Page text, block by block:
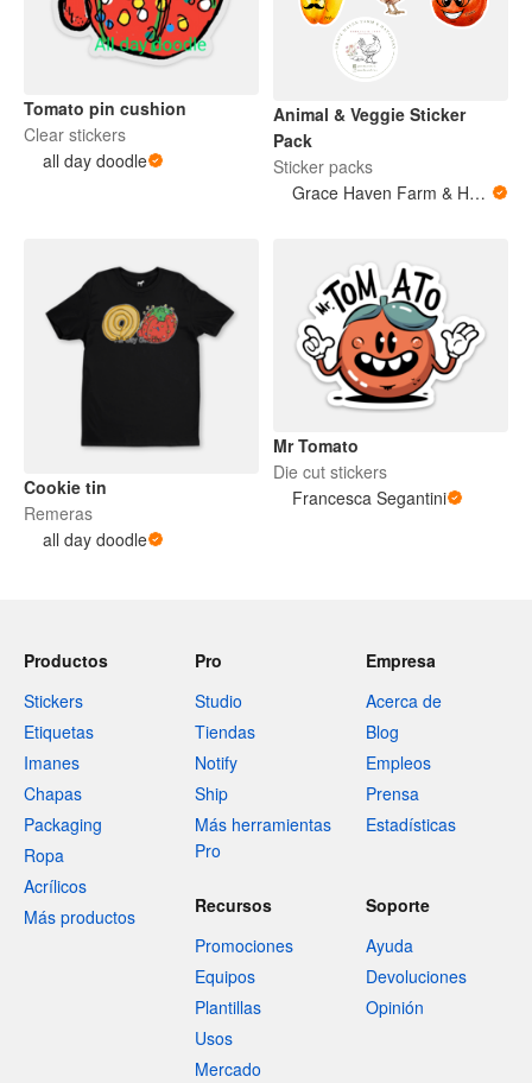
Tomato pin cushion
Clear stickers
all day doodle
Animal & Veggie Sticker
Pack
Sticker packs
Grace Haven Farm & Hatchery
Cookie tin
Remeras
all day doodle
Mr Tomato
Die cut stickers
Francesca Segantini
Productos
Stickers
Etiquetas
Imanes
Chapas
Packaging
Ropa
Acrílicos
Más productos
Pro
Studio
Tiendas
Notify
Ship
Más herramientas
Pro
Empresa
Acerca de
Blog
Empleos
Prensa
Estadísticas
Recursos
Promociones
Equipos
Plantillas
Usos
Mercado
Soporte
Ayuda
Devoluciones
Opinión